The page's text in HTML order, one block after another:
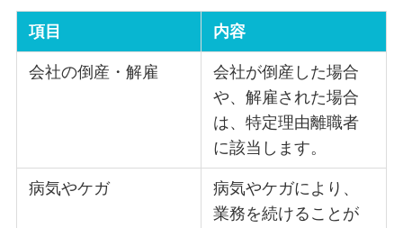
項目 内容
会社の倒産・解雇
会社が倒産した場合
や、解雇された場合
は、特定理由離職者
に該当します。
病気やケガ
病気やケガにより、
業務を続けることが